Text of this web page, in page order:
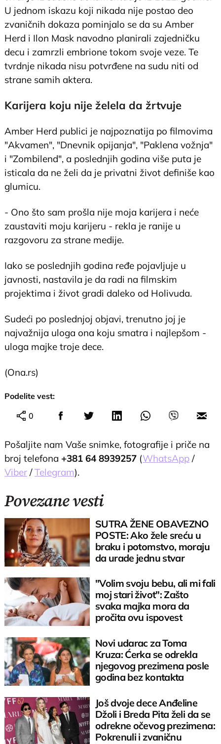
U jednom iskazu koji nikada nije postao deo
zvaničnih dokaza pominjalo se da su Amber
Herd i Ilon Mask navodno planirali zajedničku
decu i zamrzli embrione tokom svoje veze. Te
tvrdnje nikada nisu potvrđene na sudu niti od
strane samih aktera.
Karijera koju nije želela da žrtvuje
Amber Herd publici je najpoznatija po filmovima
"Akvamen", "Dnevnik opijanja", "Paklena vožnja"
i "Zombilend", a poslednjih godina više puta je
isticala da ne želi da je privatni život definiše kao
glumicu.
- Ono što sam prošla nije moja karijera i neće
zaustaviti moju karijeru - rekla je ranije u
razgovoru za strane medije.
Iako se poslednjih godina ređe pojavljuje u
javnosti, nastavila je da radi na filmskim
projektima i život gradi daleko od Holivuda.
Sudeći po poslednjoj objavi, trenutno joj je
najvažnija uloga ona koju smatra i najlepšom -
uloga majke troje dece.
(Ona.rs)
Podelite vest:
0
Pošaljite nam Vaše snimke, fotografije i priče na
broj telefona +381 64 8939257 (WhatsApp /
Viber /Telegram).
Povezane vesti
SUTRA ŽENE OBAVEZNO
POSTE: Ako žele sreću u
braku i potomstvo, moraju
da urade jednu stvar
"Volim svoju bebu, ali mi fali
moj stari život": Zašto
svaka majka mora da
pročita ovu ispovest
Novi udarac za Toma
Kruza: Ćerka se odrekla
njegovog prezimena posle
godina bez kontakta
Još dvoje dece Anđeline
Džoli i Breda Pita želi da se
odrekne očevog prezimena:
Pokrenuli i zvaničnu